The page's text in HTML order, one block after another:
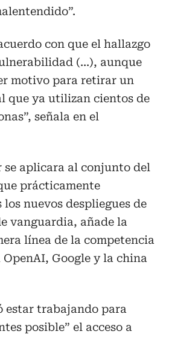
con que el hallazgo
(...), aunque
motivo para retirar un
que ya utilizan cientos de
señala en el
se aplicara al conjunto del
prácticamente
nuevos despliegues de
vanguardia, añade la
línea de la competencia
Google y la china
estar trabajando para
posible” el acceso a